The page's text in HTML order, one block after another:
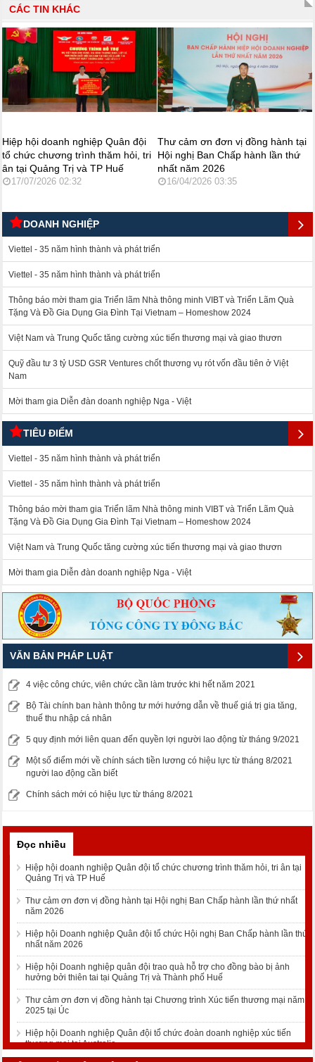
CÁC TIN KHÁC
Hiệp hội doanh nghiệp Quân đội
tổ chức chương trình thăm hỏi, tri
ân tại Quảng Trị và TP Huế
17/07/2026 02:32
Thư cảm ơn đơn vị đồng hành tại
Hội nghị Ban Chấp hành lần thứ
nhất năm 2026
16/04/2026 03:35
DOANH NGHIỆP
Viettel - 35 năm hình thành và phát triển
Viettel - 35 năm hình thành và phát triển
Thông báo mời tham gia Triển lãm Nhà thông minh VIBT và Triển Lãm Quà
Tặng Và Đồ Gia Dụng Gia Đình Tại Vietnam – Homeshow 2024
Việt Nam và Trung Quốc tăng cường xúc tiến thương mại và giao thươn
Quỹ đầu tư 3 tỷ USD GSR Ventures chốt thương vụ rót vốn đầu tiên ở Việt
Nam
Mời tham gia Diễn đàn doanh nghiệp Nga - Việt
TIÊU ĐIỂM
Viettel - 35 năm hình thành và phát triển
Viettel - 35 năm hình thành và phát triển
Thông báo mời tham gia Triển lãm Nhà thông minh VIBT và Triển Lãm Quà
Tặng Và Đồ Gia Dụng Gia Đình Tại Vietnam – Homeshow 2024
Việt Nam và Trung Quốc tăng cường xúc tiến thương mại và giao thươn
Mời tham gia Diễn đàn doanh nghiệp Nga - Việt
VĂN BẢN PHÁP LUẬT
4 việc công chức, viên chức cần làm trước khi hết năm 2021
Bộ Tài chính ban hành thông tư mới hướng dẫn về thuế giá trị gia tăng,
thuế thu nhập cá nhân
5 quy định mới liên quan đến quyền lợi người lao động từ tháng 9/2021
Một số điểm mới về chính sách tiền lương có hiệu lực từ tháng 8/2021
người lao động cần biết
Chính sách mới có hiệu lực từ tháng 8/2021
Đọc nhiều
Hiệp hội doanh nghiệp Quân đội tổ chức chương trình thăm hỏi, tri ân tại
Quảng Trị và TP Huế
Thư cảm ơn đơn vị đồng hành tại Hội nghị Ban Chấp hành lần thứ nhất
năm 2026
Hiệp hội Doanh nghiệp Quân đội tổ chức Hội nghị Ban Chấp hành lần thứ
nhất năm 2026
Hiệp hội Doanh nghiệp quân đội trao quà hỗ trợ cho đồng bào bị ảnh
hưởng bởi thiên tai tại Quảng Trị và Thành phố Huế
Thư cảm ơn đơn vị đồng hành tại Chương trình Xúc tiến thương mại năm
2025 tại Úc
Hiệp hội Doanh nghiệp Quân đội tổ chức đoàn doanh nghiệp xúc tiến
thương mại tại Australia